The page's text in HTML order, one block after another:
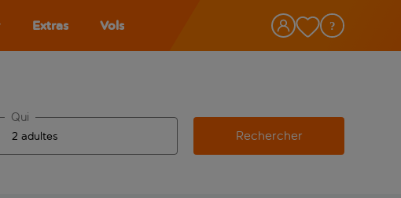
Extras Vols
Qui
Rechercher